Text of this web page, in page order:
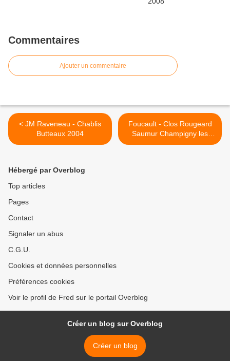
Commentaires
Ajouter un commentaire
< JM Raveneau - Chablis
Butteaux 2004
Foucault - Clos Rougeard
Saumur Champigny les
poyeux 2002 >
Hébergé par Overblog
Top articles
Pages
Contact
Signaler un abus
C.G.U.
Cookies et données personnelles
Préférences cookies
Voir le profil de Fred sur le portail Overblog
Créer un blog sur Overblog
Créer un blog